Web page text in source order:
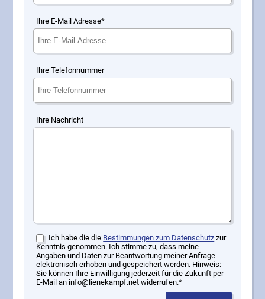
Ihre E-Mail Adresse*
Ihre Telefonnummer
Ihre Nachricht
Ich habe die die Bestimmungen zum Datenschutz zur
Kenntnis genommen. Ich stimme zu, dass meine
Angaben und Daten zur Beantwortung meiner Anfrage
elektronisch erhoben und gespeichert werden. Hinweis:
Sie können Ihre Einwilligung jederzeit für die Zukunft per
E-Mail an info@lienekampf.net widerrufen.*